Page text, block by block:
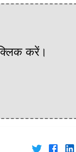
करें।